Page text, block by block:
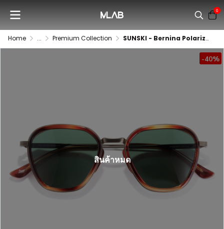
0
Home ... Premium Collection SUNSKI - Bernina Polarized
-40%
สินค้าหมด